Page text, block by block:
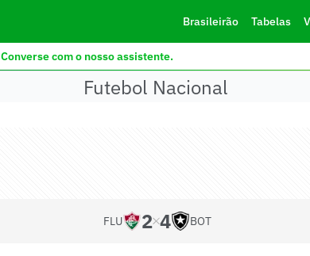
Brasileirão Tabelas
Converse com o nosso assistente.
Futebol Nacional
FLU 2 4 BOT